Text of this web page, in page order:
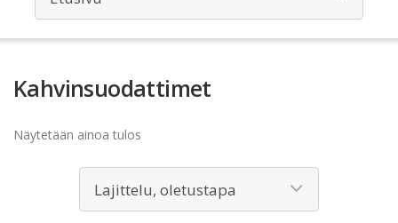
Kahvinsuodattimet
Näytetään ainoa tulos